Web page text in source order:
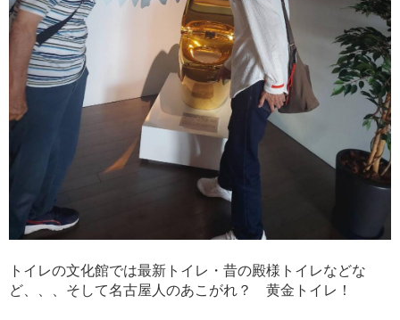
トイレの文化館では最新トイレ・昔の殿様トイレなどな
ど、、、そして名古屋人のあこがれ？ 黄金トイレ！